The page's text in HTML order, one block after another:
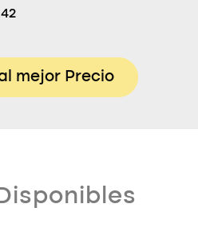
mejor Precio